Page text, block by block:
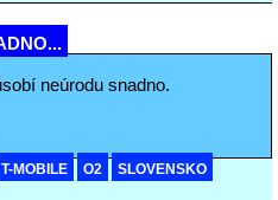
neúrodu snadno.
T-MOBILE O2 SLOVENSKO